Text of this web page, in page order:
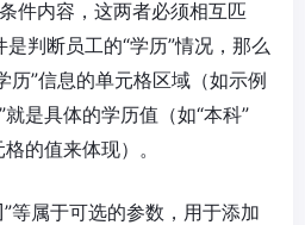
件内容，这两者必须相互匹
判断员工的“学历”情况，那么
历”信息的单元格区域（如示例
是具体的学历值（如“本科”
的值来体现）。
等属于可选的参数，用于添加